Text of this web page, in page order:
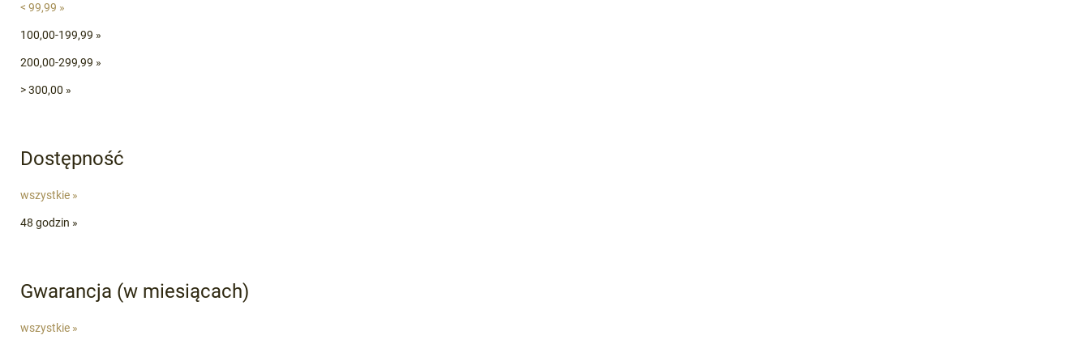
< 99,99 »
100,00-199,99 »
200,00-299,99 »
> 300,00 »
Dostępność
wszystkie »
48 godzin »
Gwarancja (w miesiącach)
wszystkie »